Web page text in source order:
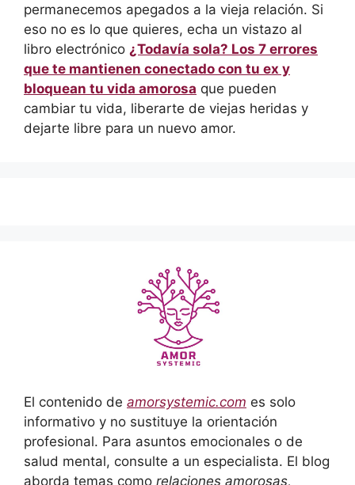
permanecemos apegados a la vieja relación. Si
eso no es lo que quieres, echa un vistazo al
libro electrónico ¿Todavía sola? Los 7 errores
que te mantienen conectado con tu ex y
bloquean tu vida amorosa que pueden
cambiar tu vida, liberarte de viejas heridas y
dejarte libre para un nuevo amor.
El contenido de amorsystemic.com es solo
informativo y no sustituye la orientación
profesional. Para asuntos emocionales o de
salud mental, consulte a un especialista. El blog
aborda temas como relaciones amorosas,